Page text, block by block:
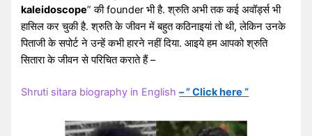
kaleidoscope” की founder भी है. श्रुति अभी तक कई अवॉर्ड्स भी
हासिल कर चुकी है. श्रुति के जीवन में बहुत कठिनाइयां तो थी, लेकिन उनके
पिताजी के सपोर्ट ने उन्हें कभी हारने नहीं दिया. आइये हम आपको श्रुति
सितारा के जीवन से परिचित कराते हैं –
Shruti sitara biography in English– ” Click here “